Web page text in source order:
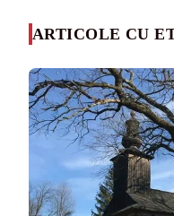
ARTICOLE CU